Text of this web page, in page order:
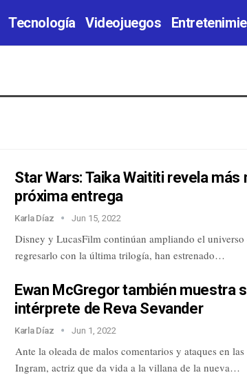
Tecnología Videojuegos
Star Wars: Taika Waititi revela más
próxima entrega
Karla Díaz Jun 15, 2022
Disney y LucasFilm continúan ampliando el universo
regresarlo con la última trilogía, han estrenado…
Ewan McGregor también muestra
intérprete de Reva Sevander
Karla Díaz Jun 1, 2022
Ante la oleada de malos comentarios y ataques en
Ingram, actriz que da vida a la villana de la nueva…